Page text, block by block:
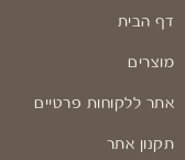
דף הבית
מוצרים
אתר ללקוחות פרטיים
תקנון אתר